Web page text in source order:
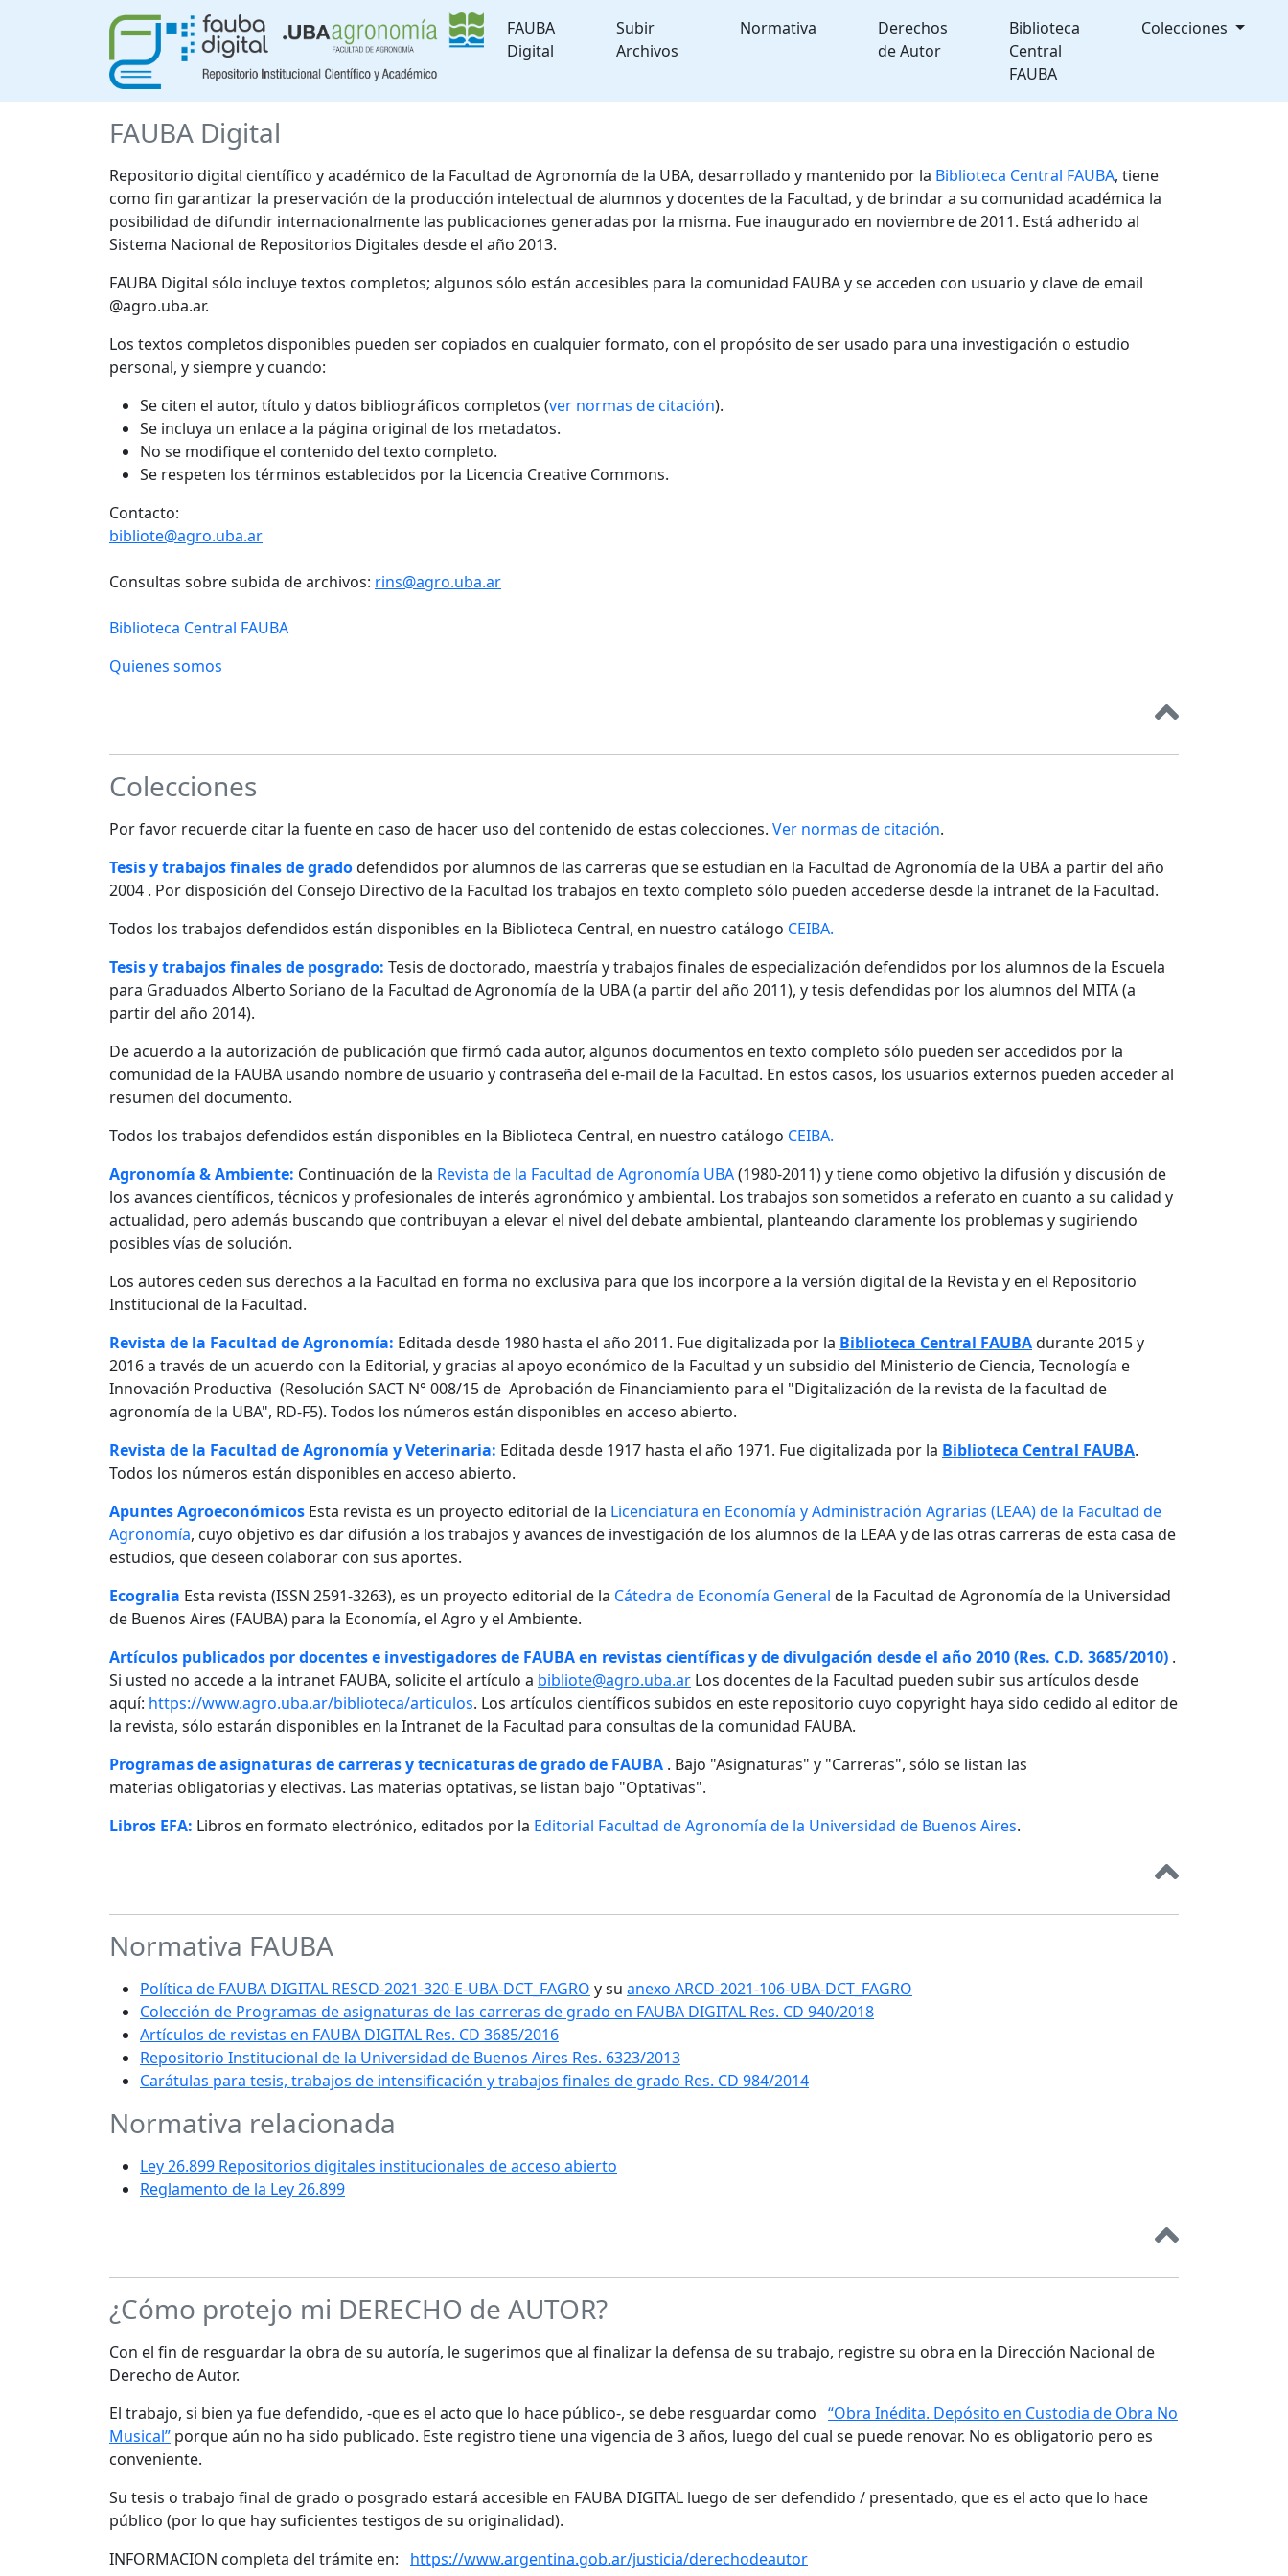
FAUBA
Digital
Subir
Archivos
Normativa
Derechos
de Autor
Biblioteca
Central
FAUBA
Colecciones
FAUBA Digital
Repositorio digital científico y académico de la Facultad de Agronomía de la UBA, desarrollado y mantenido por la Biblioteca Central FAUBA, tiene
como fin garantizar la preservación de la producción intelectual de alumnos y docentes de la Facultad, y de brindar a su comunidad académica la
posibilidad de difundir internacionalmente las publicaciones generadas por la misma. Fue inaugurado en noviembre de 2011. Está adherido al
Sistema Nacional de Repositorios Digitales desde el año 2013.
FAUBA Digital sólo incluye textos completos; algunos sólo están accesibles para la comunidad FAUBA y se acceden con usuario y clave de email
@agro.uba.ar.
Los textos completos disponibles pueden ser copiados en cualquier formato, con el propósito de ser usado para una investigación o estudio
personal, y siempre y cuando:
Se citen el autor, título y datos bibliográficos completos (ver normas de citación).
Se incluya un enlace a la página original de los metadatos.
No se modifique el contenido del texto completo.
Se respeten los términos establecidos por la Licencia Creative Commons.
Contacto:
bibliote@agro.uba.ar
Consultas sobre subida de archivos: rins@agro.uba.ar
Biblioteca Central FAUBA
Quienes somos
Colecciones
Por favor recuerde citar la fuente en caso de hacer uso del contenido de estas colecciones. Ver normas de citación.
Tesis y trabajos finales de gradodefendidos por alumnos de las carreras que se estudian en la Facultad de Agronomía de la UBA a partir del año
2004 . Por disposición del Consejo Directivo de la Facultad los trabajos en texto completo sólo pueden accederse desde la intranet de la Facultad.
Todos los trabajos defendidos están disponibles en la Biblioteca Central, en nuestro catálogo CEIBA.
Tesis y trabajos finales de posgrado: Tesis de doctorado, maestría y trabajos finales de especialización defendidos por los alumnos de la Escuela
para Graduados Alberto Soriano de la Facultad de Agronomía de la UBA (a partir del año 2011), y tesis defendidas por los alumnos del MITA (a
partir del año 2014).
De acuerdo a la autorización de publicación que firmó cada autor, algunos documentos en texto completo sólo pueden ser accedidos por la
comunidad de la FAUBA usando nombre de usuario y contraseña del e-mail de la Facultad. En estos casos, los usuarios externos pueden acceder al
resumen del documento.
Todos los trabajos defendidos están disponibles en la Biblioteca Central, en nuestro catálogo CEIBA.
Agronomía & Ambiente: Continuación de la Revista de la Facultad de Agronomía UBA(1980-2011) y tiene como objetivo la difusión y discusión de
los avances científicos, técnicos y profesionales de interés agronómico y ambiental. Los trabajos son sometidos a referato en cuanto a su calidad y
actualidad, pero además buscando que contribuyan a elevar el nivel del debate ambiental, planteando claramente los problemas y sugiriendo
posibles vías de solución.
Los autores ceden sus derechos a la Facultad en forma no exclusiva para que los incorpore a la versión digital de la Revista y en el Repositorio
Institucional de la Facultad.
Revista de la Facultad de Agronomía: Editada desde 1980 hasta el año 2011. Fue digitalizada por la Biblioteca Central FAUBAdurante 2015 y
2016 a través de un acuerdo con la Editorial, y gracias al apoyo económico de la Facultad y un subsidio del Ministerio de Ciencia, Tecnología e
Innovación Productiva (Resolución SACT N° 008/15 de Aprobación de Financiamiento para el "Digitalización de la revista de la facultad de
agronomía de la UBA", RD-F5). Todos los números están disponibles en acceso abierto.
Revista de la Facultad de Agronomía y Veterinaria: Editada desde 1917 hasta el año 1971. Fue digitalizada por la Biblioteca Central FAUBA.
Todos los números están disponibles en acceso abierto.
Apuntes Agroeconómicos Esta revista es un proyecto editorial de la Licenciatura en Economía y Administración Agrarias (LEAA) de la Facultad de
Agronomía, cuyo objetivo es dar difusión a los trabajos y avances de investigación de los alumnos de la LEAA y de las otras carreras de esta casa de
estudios, que deseen colaborar con sus aportes.
Ecogralia Esta revista (ISSN 2591-3263), es un proyecto editorial de la Cátedra de Economía General de la Facultad de Agronomía de la Universidad
de Buenos Aires (FAUBA) para la Economía, el Agro y el Ambiente.
Artículos publicados por docentes e investigadores de FAUBA en revistas científicas y de divulgación desde el año 2010 (Res. C.D. 3685/2010) .
Si usted no accede a la intranet FAUBA, solicite el artículo a bibliote@agro.uba.ar Los docentes de la Facultad pueden subir sus artículos desde
aquí: https://www.agro.uba.ar/biblioteca/articulos. Los artículos científicos subidos en este repositorio cuyo copyright haya sido cedido al editor de
la revista, sólo estarán disponibles en la Intranet de la Facultad para consultas de la comunidad FAUBA.
Programas de asignaturas de carreras y tecnicaturas de grado de FAUBA . Bajo "Asignaturas" y "Carreras", sólo se listan las
materias obligatorias y electivas. Las materias optativas, se listan bajo "Optativas".
Libros EFA: Libros en formato electrónico, editados por la Editorial Facultad de Agronomía de la Universidad de Buenos Aires.
Normativa FAUBA
Política de FAUBA DIGITAL RESCD-2021-320-E-UBA-DCT_FAGRO y su anexo ARCD-2021-106-UBA-DCT_FAGRO
Colección de Programas de asignaturas de las carreras de grado en FAUBA DIGITAL Res. CD 940/2018
Artículos de revistas en FAUBA DIGITAL Res. CD 3685/2016
Repositorio Institucional de la Universidad de Buenos Aires Res. 6323/2013
Carátulas para tesis, trabajos de intensificación y trabajos finales de grado Res. CD 984/2014
Normativa relacionada
Ley 26.899 Repositorios digitales institucionales de acceso abierto
Reglamento de la Ley 26.899
¿Cómo protejo mi DERECHO de AUTOR?
Con el fin de resguardar la obra de su autoría, le sugerimos que al finalizar la defensa de su trabajo, registre su obra en la Dirección Nacional de
Derecho de Autor.
El trabajo, si bien ya fue defendido, -que es el acto que lo hace público-, se debe resguardar como “Obra Inédita. Depósito en Custodia de Obra No
Musical” porque aún no ha sido publicado. Este registro tiene una vigencia de 3 años, luego del cual se puede renovar. No es obligatorio pero es
conveniente.
Su tesis o trabajo final de grado o posgrado estará accesible en FAUBA DIGITAL luego de ser defendido / presentado, que es el acto que lo hace
público (por lo que hay suficientes testigos de su originalidad).
INFORMACION completa del trámite en:
https://www.argentina.gob.ar/justicia/derechodeautor